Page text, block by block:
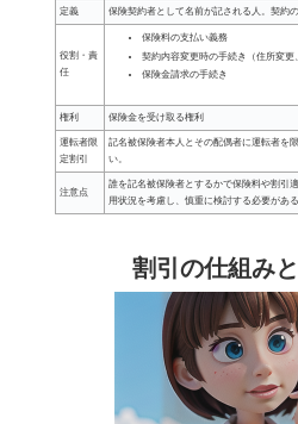
定義 保険契約者として名前が記される人。契約の
役割・責
任
保険料の支払い義務
契約内容変更時の手続き（住所変更
保険金請求の手続き
権利 保険金を受け取る権利
運転者限
定割引
記名被保険者本人とその配偶者に運転者を
い。
注意点
誰を記名被保険者とするかで保険料や割引
用状況を考慮し、慎重に検討する必要がある
割引の仕組み